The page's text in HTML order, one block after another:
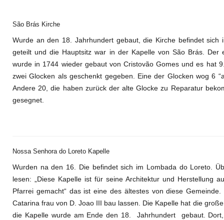
São Brás Kirche
Wurde an den 18. Jahrhundert gebaut, die Kirche befindet
geteilt und die Hauptsitz war in der Kapelle von São Brás. Der
wurde in 1744 wieder gebaut von Cristovão Gomes und es
zwei Glocken als geschenkt gegeben. Eine der Glocken wog 6
Andere 20, die haben zurück der alte Glocke zu Reparatur
gesegnet.
Nossa Senhora do Loreto Kapelle
Wurden na den 16. Die befindet sich im Lombada do Loreto.
lesen: „Diese Kapelle ist für seine Architektur und Herstellung
Pfarrei gemacht“ das ist eine des ältestes von diese
Catarina frau von D. Joao III bau lassen. Die Kapelle hat die
die Kapelle wurde am Ende den 18. Jahrhundert gebaut.